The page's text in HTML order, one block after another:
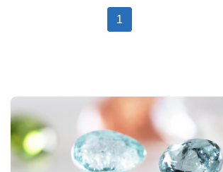
1